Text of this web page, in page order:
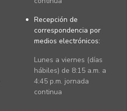
Recepción de
correspondencia por
medios electrónicos:
Lunes a viernes (días
hábiles) de 8:15 a.m. a
4:45 p.m. jornada
continua